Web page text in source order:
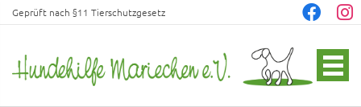
Geprüft nach §11 Tierschutzgesetz